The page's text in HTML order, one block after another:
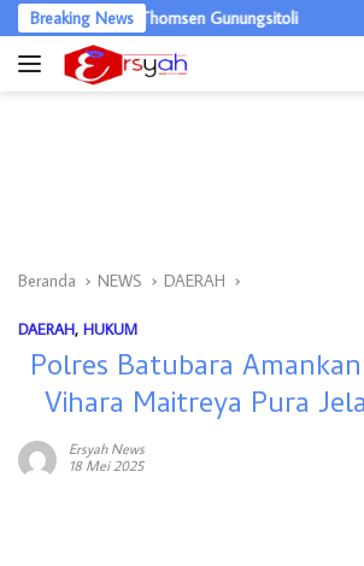
Langsung
ke
Breaking News
M Thomsen Gunungsitoli Polresta
Beranda NEWS DAERAH
DAERAH, HUKUM
Polres Batubara
Vihara Maitreya Pura
Ersyah News
18 Mei 2025